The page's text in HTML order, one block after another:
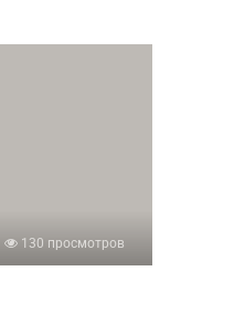
130 просмотров